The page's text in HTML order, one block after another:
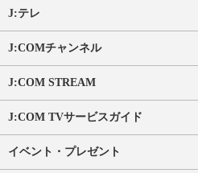
J:テレ
J:COMチャンネル
J:COM STREAM
J:COM TVサービスガイド
イベント・プレゼント